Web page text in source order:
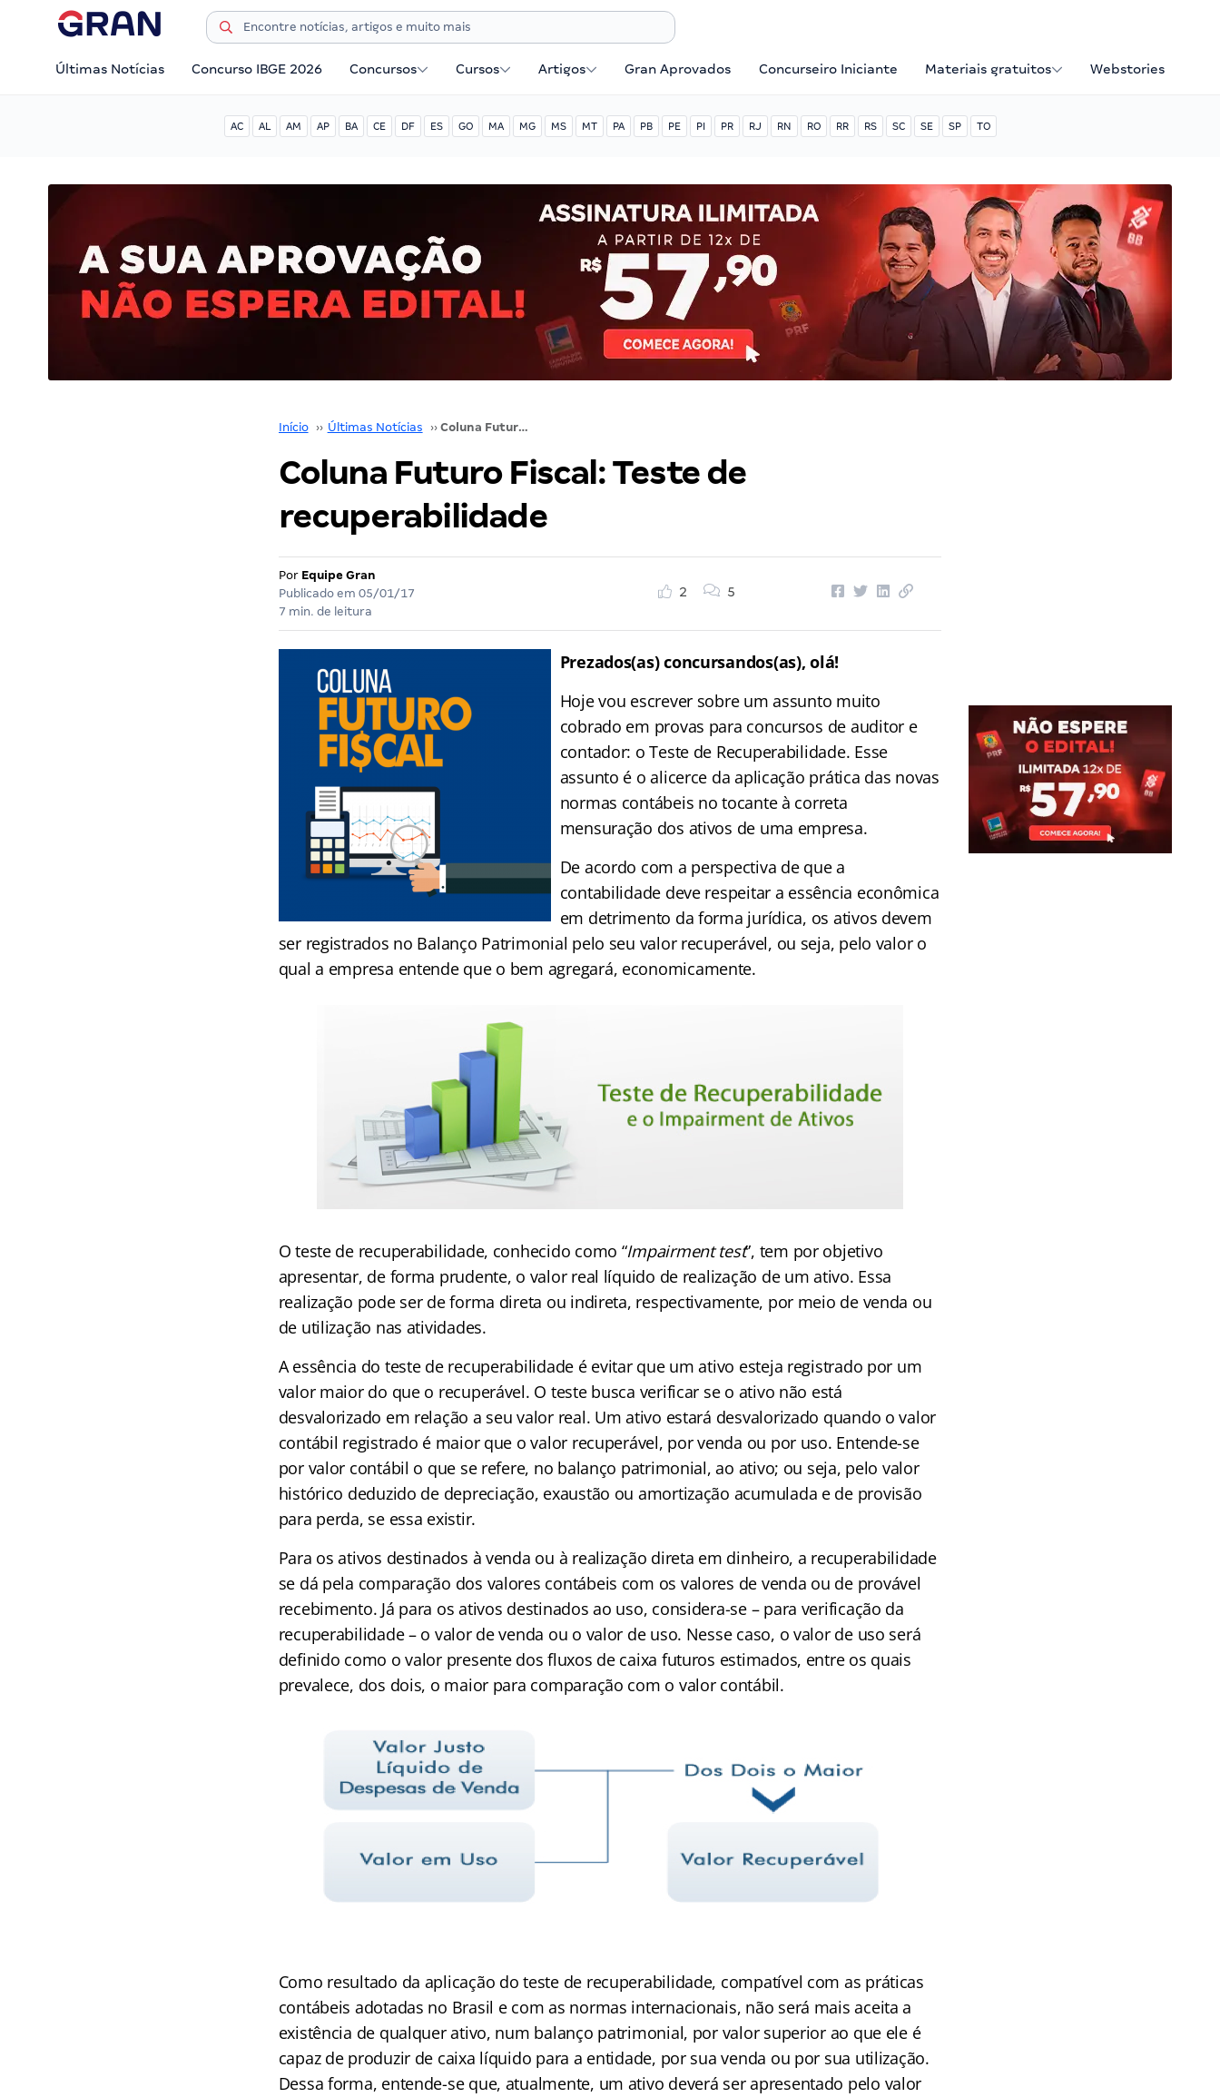
Últimas Notícias Concurso IBGE 2026 Concursos Cursos Artigos Gran Aprovados Concurseiro Iniciante Materiais gratuitos Webstories
AC AL AM AP BA CE DF ES GO MA MG MS MT PA PB PE PI PR RJ RN RO RR RS SC SE SP TO
Início ›› Últimas Notícias ›› Coluna Futuro Fiscal: Teste de recuperabilidade
Coluna Futuro Fiscal: Teste de
recuperabilidade
Por Equipe Gran
Publicado em 05/01/17
7 min. de leitura
2 5
Prezados(as) concursandos(as), olá!
Hoje vou escrever sobre um assunto muito
cobrado em provas para concursos de auditor e
contador: o Teste de Recuperabilidade. Esse
assunto é o alicerce da aplicação prática das novas
normas contábeis no tocante à correta
mensuração dos ativos de uma empresa.
De acordo com a perspectiva de que a
contabilidade deve respeitar a essência econômica
em detrimento da forma jurídica, os ativos devem
ser registrados no Balanço Patrimonial pelo seu valor recuperável, ou seja, pelo valor o
qual a empresa entende que o bem agregará, economicamente.
O teste de recuperabilidade, conhecido como “Impairment test”, tem por objetivo
apresentar, de forma prudente, o valor real líquido de realização de um ativo. Essa
realização pode ser de forma direta ou indireta, respectivamente, por meio de venda ou
de utilização nas atividades.
A essência do teste de recuperabilidade é evitar que um ativo esteja registrado por um
valor maior do que o recuperável. O teste busca verificar se o ativo não está
desvalorizado em relação a seu valor real. Um ativo estará desvalorizado quando o valor
contábil registrado é maior que o valor recuperável, por venda ou por uso. Entende-se
por valor contábil o que se refere, no balanço patrimonial, ao ativo; ou seja, pelo valor
histórico deduzido de depreciação, exaustão ou amortização acumulada e de provisão
para perda, se essa existir.
Para os ativos destinados à venda ou à realização direta em dinheiro, a recuperabilidade
se dá pela comparação dos valores contábeis com os valores de venda ou de provável
recebimento. Já para os ativos destinados ao uso, considera-se – para verificação da
recuperabilidade – o valor de venda ou o valor de uso. Nesse caso, o valor de uso será
definido como o valor presente dos fluxos de caixa futuros estimados, entre os quais
prevalece, dos dois, o maior para comparação com o valor contábil.
Como resultado da aplicação do teste de recuperabilidade, compatível com as práticas
contábeis adotadas no Brasil e com as normas internacionais, não será mais aceita a
existência de qualquer ativo, num balanço patrimonial, por valor superior ao que ele é
capaz de produzir de caixa líquido para a entidade, por sua venda ou por sua utilização.
Dessa forma, entende-se que, atualmente, um ativo deverá ser apresentado pelo valor